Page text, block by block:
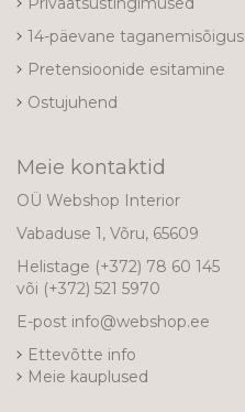
14-päevane taganemisõigus
Pretensioonide esitamine
Ostujuhend
Meie kontaktid
OÜ Webshop Interior
Vabaduse 1, Võru, 65609
Helistage (+372) 78 60 145
või (+372) 521 5970
E-post info@webshop.ee
Ettevõtte info
Meie kauplused